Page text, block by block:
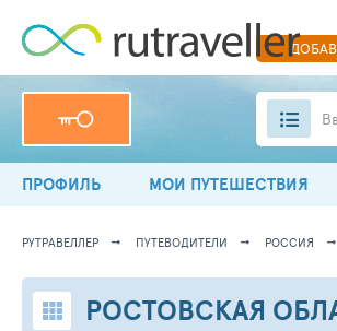
ПРОФИЛЬ МОИ ПУТЕШЕСТВИЯ
РУТРАВЕЛЛЕР ПУТЕВОДИТЕЛИ РОССИЯ
РОСТОВСКАЯ